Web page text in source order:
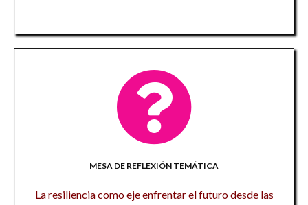
MESA DE REFLEXIÓN TEMÁTICA
La resiliencia como eje enfrentar el futuro desde las